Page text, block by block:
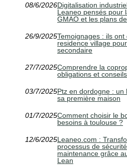
08/6/2026Digitalisation
Leaneo pensés pour
GMAO et les plans
26/9/2025Temoignages : ils
residence village
secondaire
27/7/2025Comprendre la
obligations et
03/7/2025Ptz en dordogne : un
sa première maison
01/7/2025Comment choisir le
besoins à toulouse ?
12/6/2025Leaneo.com :
processus de
maintenance grâce
Lean